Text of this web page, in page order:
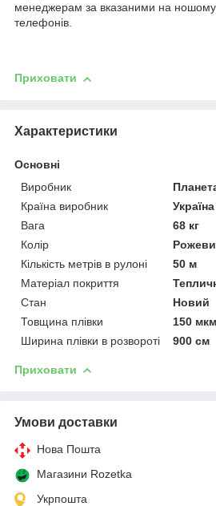
менеджерам за вказаними на
телефонів.
Приховати
Характеристики
Основні
Виробник
Країна виробник
Україна
Вага
68 кг
Колір
Кількість метрів в рулоні
50 м
Матеріал покриття
Стан
Новий
Товщина плівки
150 мкм
Ширина плівки в розвороті
900 см
Приховати
Умови доставки
Нова Пошта
Магазини Rozetka
Укрпошта